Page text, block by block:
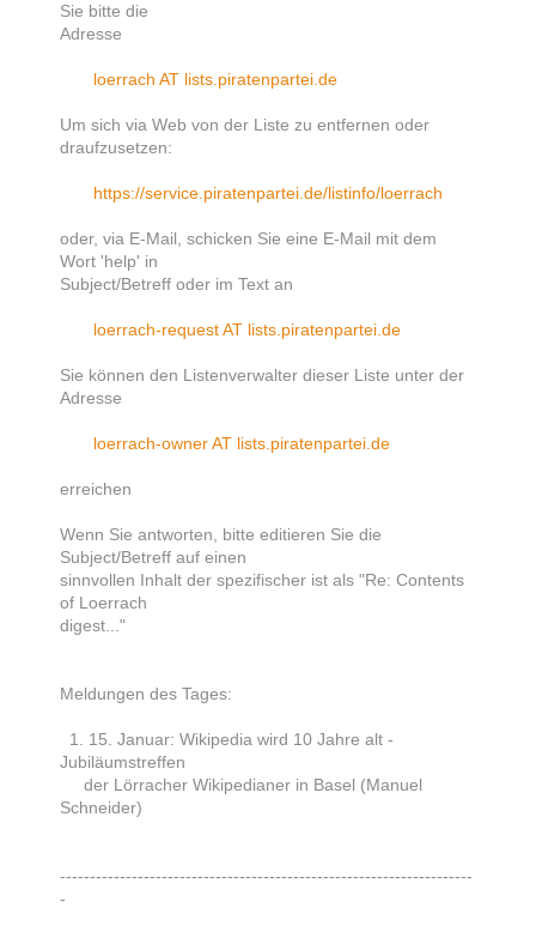
Sie bitte die
Adresse
loerrach AT lists.piratenpartei.de
Um sich via Web von der Liste zu entfernen oder
draufzusetzen:
https://service.piratenpartei.de/listinfo/loerrach
oder, via E-Mail, schicken Sie eine E-Mail mit dem
Wort 'help' in
Subject/Betreff oder im Text an
loerrach-request AT lists.piratenpartei.de
Sie können den Listenverwalter dieser Liste unter der
Adresse
loerrach-owner AT lists.piratenpartei.de
erreichen
Wenn Sie antworten, bitte editieren Sie die
Subject/Betreff auf einen
sinnvollen Inhalt der spezifischer ist als "Re: Contents
of Loerrach
digest..."
Meldungen des Tages:
1. 15. Januar: Wikipedia wird 10 Jahre alt -
Jubiläumstreffen
der Lörracher Wikipedianer in Basel (Manuel
Schneider)
---------------------------------------------------------------------
-